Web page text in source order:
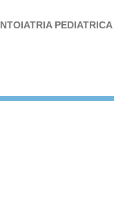
PEDIATRICA